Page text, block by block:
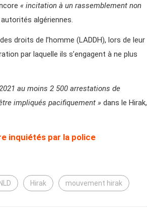
« incitation à un rassemblement non
algériennes.
droits de l’homme (LADDH), lors de leur
par laquelle ils s’engagent à ne plus
au moins 2 500 arrestations de
impliqués pacifiquement » dans le Hirak,
inquiétés par la police
Hirak mouvement hirak